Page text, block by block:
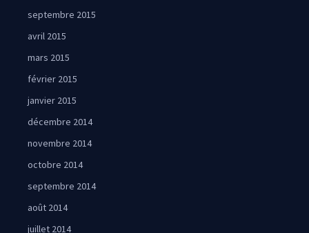
septembre 2015
avril 2015
mars 2015
février 2015
janvier 2015
décembre 2014
novembre 2014
octobre 2014
septembre 2014
août 2014
juillet 2014